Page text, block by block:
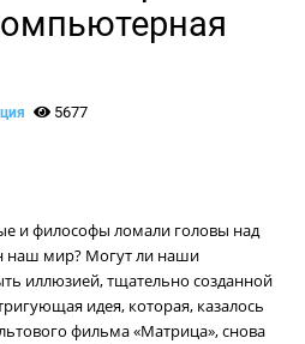
5677
и философы ломали головы над
наш мир? Могут ли наши
иллюзией, тщательно созданной
идея, которая, казалось
фильма «Матрица», снова